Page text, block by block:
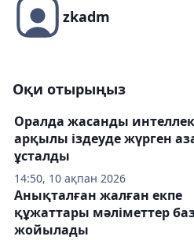
zkadm
Оқи отырыңыз
14:50, 10 ақпан 2026
Оралда жасанды
арқылы іздеуде жүрген
ұсталды
Анықталған жалған екпе
құжаттары мәліметтер
жойылады